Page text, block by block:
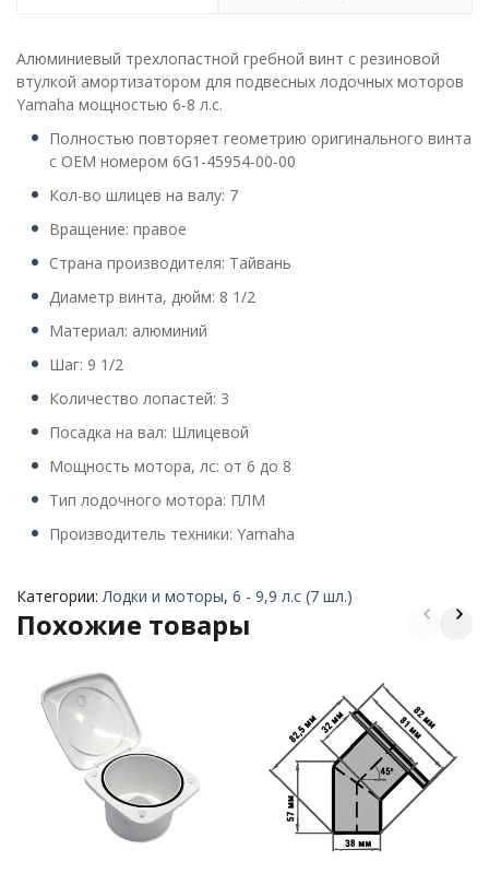
Алюминиевый трехлопастной гребной винт с резиновой
втулкой амортизатором для подвесных лодочных моторов
Yamaha мощностью 6-8 л.с.
Полностью повторяет геометрию оригинального винта
с OEM номером 6G1-45954-00-00
Кол-во шлицев на валу: 7
Вращение: правое
Страна производителя: Тайвань
Диаметр винта, дюйм: 8 1/2
Материал: алюминий
Шаг: 9 1/2
Количество лопастей: 3
Посадка на вал: Шлицевой
Мощность мотора, лс: от 6 до 8
Тип лодочного мотора: ПЛМ
Производитель техники: Yamaha
Категории:Лодки и моторы, 6 - 9,9 л.с (7 шл.)
Похожие товары